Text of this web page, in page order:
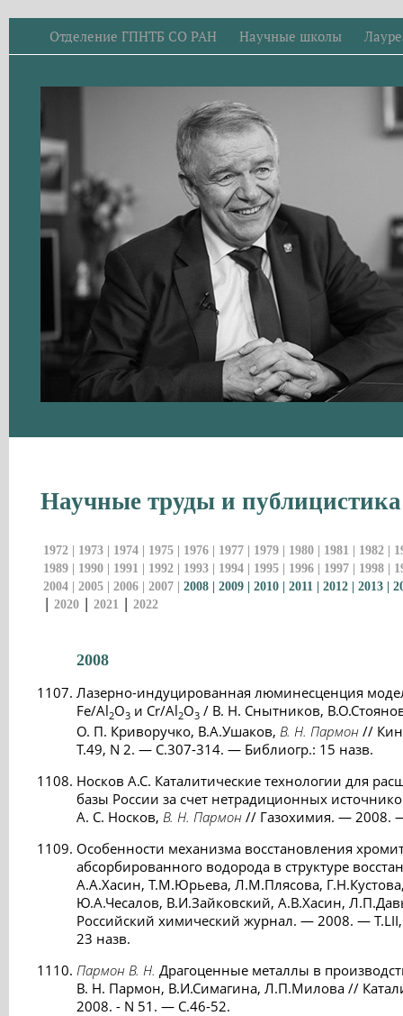
Отделение ГПНТБ СО РАН Научные школы
Научные труды и публицистика
1972 1973 1974 1975 1976 1977 1979 1980 1981 1982
1989
1990 1991 1992 1993 1994 1995 1996 1997 1998
2004
2005 2006 2007 2008 2009 2010 2011 2012 2013
| 2020 | 2021 | 2022
2008
Лазерно-индуцированная люминесценция
Fe/Al2O3 и Cr/Al2O3 / В. Н. Снытников,
О. П. Криворучко, В.А.Ушаков, В. Н. Пармон //
Т.49, N 2. — С.307-314. — Библиогр.: 15 назв.
Носков А.С. Каталитические технологии для
базы России за счет нетрадиционных
А. С. Носков, В. Н. Пармон // Газохимия. — 2008.
Особенности механизма восстановления
абсорбированного водорода в структуре
А.А.Хасин, Т.М.Юрьева, Л.М.Плясова,
Ю.А.Чесалов, В.И.Зайковский, А.В.Хасин,
Российский химический журнал. — 2008. —
23 назв.
Пармон В. Н. Драгоценные металлы в
В. Н. Пармон, В.И.Симагина, Л.П.Милова //
2008. - N 51. — С.46-52.